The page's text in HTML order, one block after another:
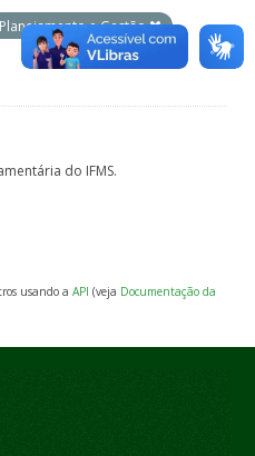
Planejamento e Gestão
do IFMS.
usando a API (veja Documentação da